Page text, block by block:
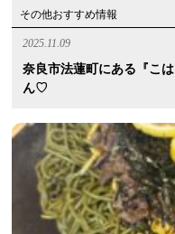
その他おすすめ情報
2025.11.09
奈良市法蓮町にある『こ
ん♡